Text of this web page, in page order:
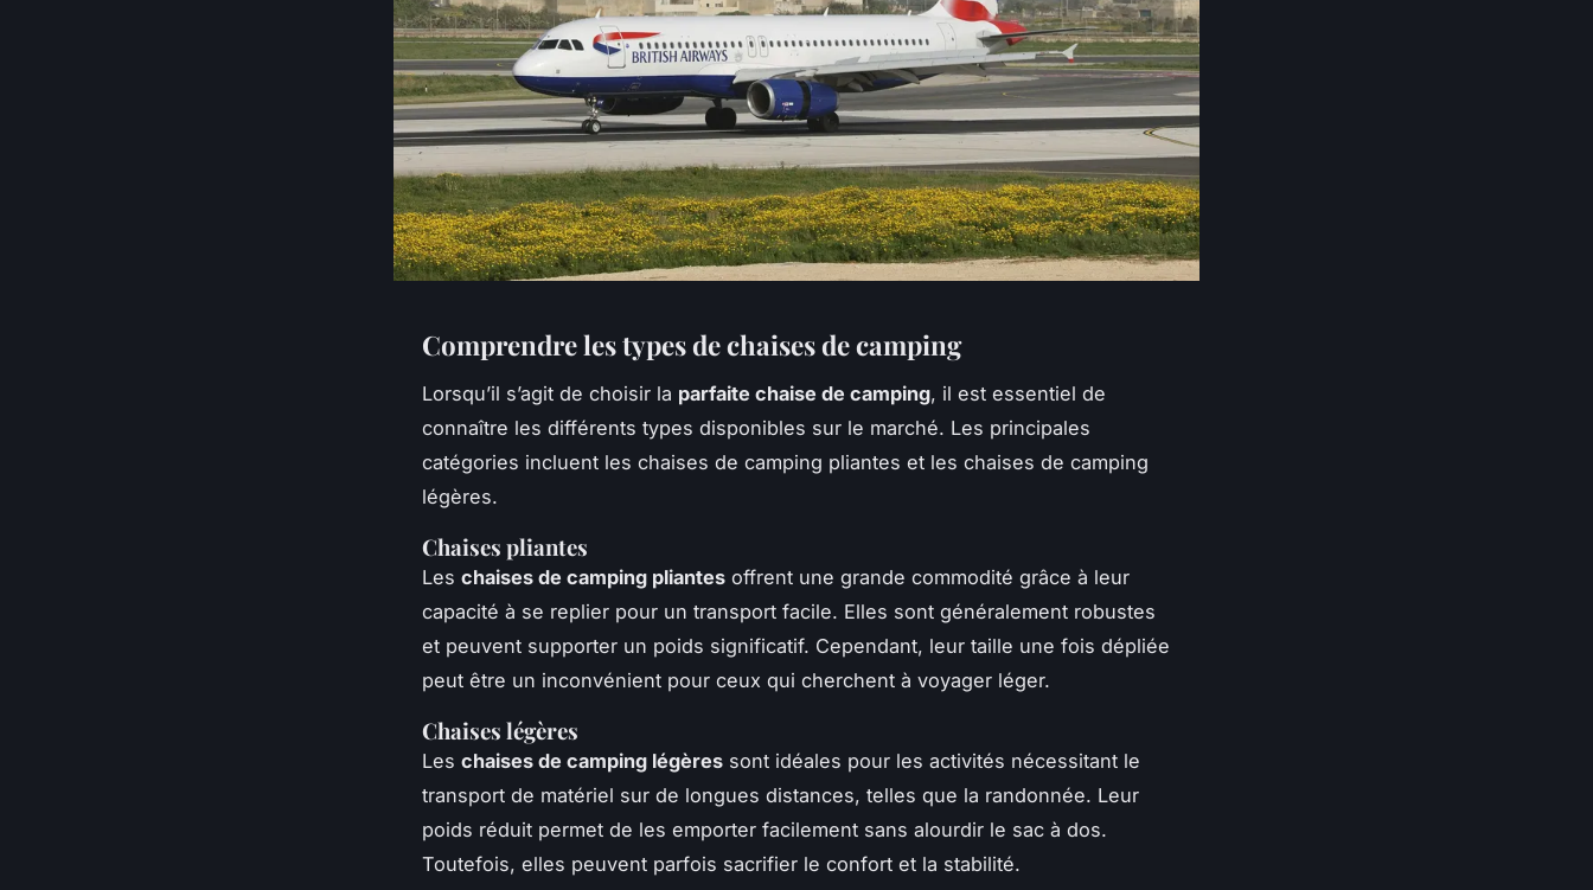
Comprendre les types de chaises de camping
Lorsqu’il s’agit de choisir la parfaite chaise de camping, il est essentiel de
connaître les différents types disponibles sur le marché. Les principales
catégories incluent les chaises de camping pliantes et les chaises de camping
légères.
Chaises pliantes
Les chaises de camping pliantes offrent une grande commodité grâce à leur
capacité à se replier pour un transport facile. Elles sont généralement robustes
et peuvent supporter un poids significatif. Cependant, leur taille une fois dépliée
peut être un inconvénient pour ceux qui cherchent à voyager léger.
Chaises légères
Les chaises de camping légères sont idéales pour les activités nécessitant le
transport de matériel sur de longues distances, telles que la randonnée. Leur
poids réduit permet de les emporter facilement sans alourdir le sac à dos.
Toutefois, elles peuvent parfois sacrifier le confort et la stabilité.